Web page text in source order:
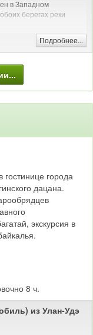
в Западном
берегах реки
русскими казаками
на
Верхнеудинск. В
вольностей
— административный,
Удэ (в переводе с
— столица
Подробнее...
гостинице города
дацана.
экскурсия в
8 ч.
из Улан-Удэ